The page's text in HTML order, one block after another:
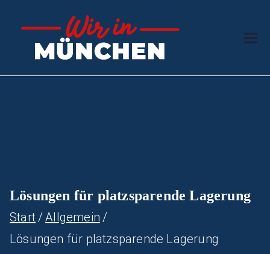
Inhalt
springen
Münc
Lösungen für platzsparende Lagerung
Start
Allgemein
Lösungen für platzsparende Lagerung